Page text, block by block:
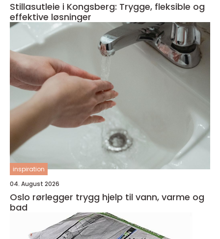
Stillasutleie i Kongsberg: Trygge, fleksible og
effektive løsninger
inspiration
04. August 2026
Oslo rørlegger trygg hjelp til vann, varme og
bad